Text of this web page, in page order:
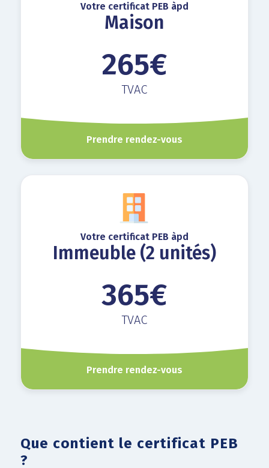
Votre certificat PEB àpd
Maison
265€
TVAC
Prendre rendez-vous
Votre certificat PEB àpd
Immeuble (2 unités)
365€
TVAC
Prendre rendez-vous
Que contient le certificat PEB
?